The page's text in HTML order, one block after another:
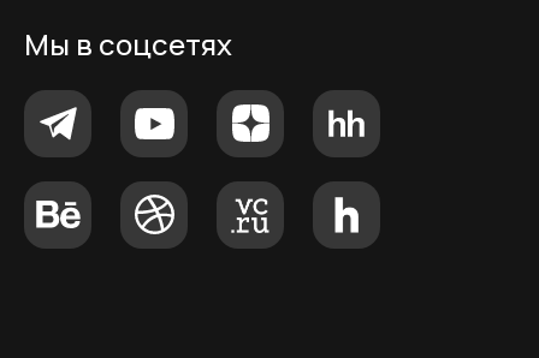
Мы в соцсетях